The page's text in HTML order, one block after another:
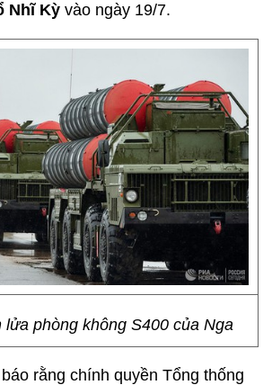
Nhĩ Kỳ vào ngày 19/7.
lửa phòng không S400 của Nga
rằng chính quyền Tổng thống